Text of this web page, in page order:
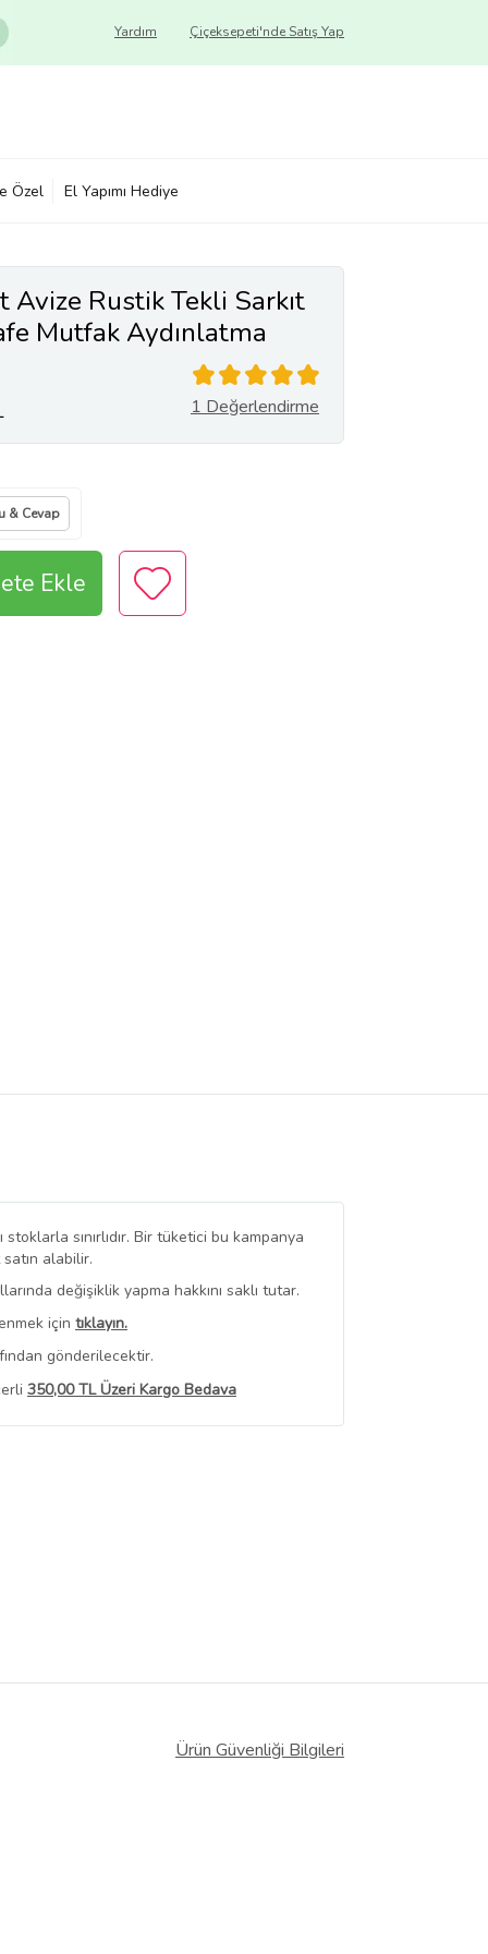
Çiçeksepeti'nde Satış Yap
Yardım
Özel El Yapımı Hediye
Avize Rustik Tekli Sarkıt
Mutfak Aydınlatma
1 Değerlendirme
& Cevap
Ekle
stoklarla sınırlıdır. Bir tüketici bu kampanya
alabilir.
değişiklik yapma hakkını saklı tutar.
için tıklayın.
gönderilecektir.
350,00 TL Üzeri Kargo Bedava
Ürün Güvenliği Bilgileri